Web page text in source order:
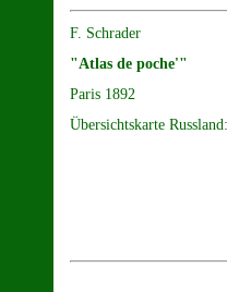
F. Schrader
"Atlas de poche'"
Paris 1892
Übersichtskarte